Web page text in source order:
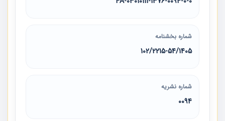
شماره بخشنامه
102/2215-54/1405
شماره نشریه
0094